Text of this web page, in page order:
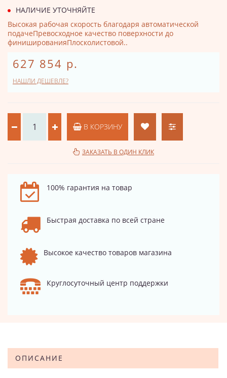
НАЛИЧИЕ УТОЧНЯЙТЕ
Высокая рабочая скорость благодаря автоматической
подачеПревосходное качество поверхности до
финишированияПлосколистовой..
627 854 р.
НАШЛИ ДЕШЕВЛЕ?
В КОРЗИНУ
ЗАКАЗАТЬ В ОДИН КЛИК
100% гарантия на товар
Быстрая доставка по всей стране
Высокое качество товаров магазина
Круглосуточный центр поддержки
ОПИСАНИЕ